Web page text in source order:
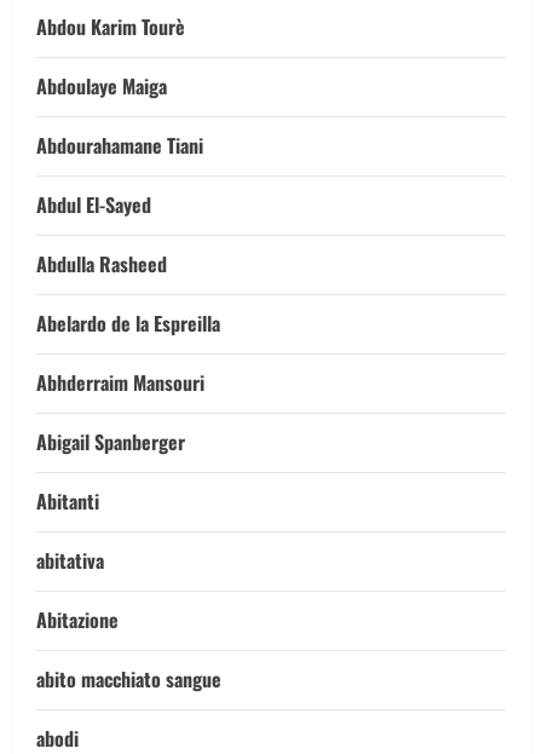
Abdou Karim Tourè
Abdoulaye Maiga
Abdourahamane Tiani
Abdul El-Sayed
Abdulla Rasheed
Abelardo de la Espreilla
Abhderraim Mansouri
Abigail Spanberger
Abitanti
abitativa
Abitazione
abito macchiato sangue
abodi